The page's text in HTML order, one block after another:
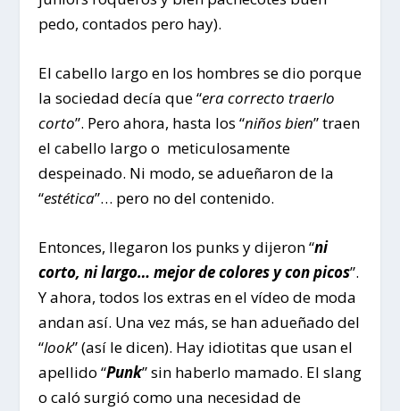
pedo, contados pero hay).
El cabello largo en los hombres se dio porque
la sociedad decía que “era correcto traerlo
corto”. Pero ahora, hasta los “niños bien” traen
el cabello largo o meticulosamente
despeinado. Ni modo, se adueñaron de la
“estética”… pero no del contenido.
Entonces, llegaron los punks y dijeron “ni
corto, ni largo… mejor de colores y con picos”.
Y ahora, todos los extras en el vídeo de moda
andan así. Una vez más, se han adueñado del
“look” (así le dicen). Hay idiotitas que usan el
apellido “Punk” sin haberlo mamado. El slang
o caló surgió como una necesidad de